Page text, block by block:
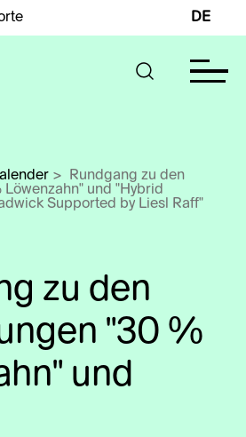
DE
>
Rundgang zu den
und "Hybrid
Supported by Liesl Raff"
zu den
"30 %
und